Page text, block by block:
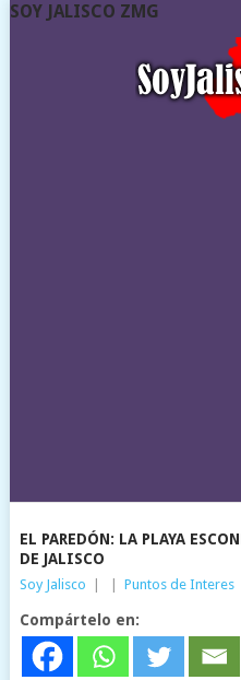
SOY JALISCO ZMG
EL PAREDÓN: LA PLAYA
DE JALISCO
Soy Jalisco Puntos de Interes
Compártelo en: